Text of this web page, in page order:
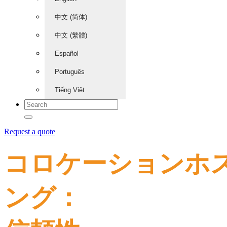
中文 (简体)
中文 (繁體)
Español
Português
Tiếng Việt
Request a quote
コロケーションホ
ング：